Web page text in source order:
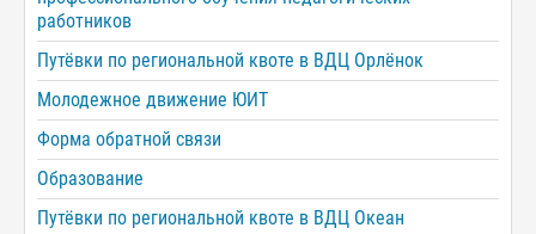
работников
Путёвки по региональной квоте в ВДЦ Орлёнок
Молодежное движение ЮИТ
Форма обратной связи
Образование
Путёвки по региональной квоте в ВДЦ Океан